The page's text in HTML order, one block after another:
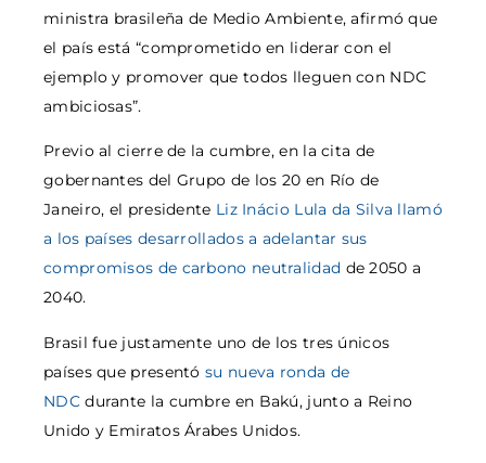
ministra brasileña de Medio Ambiente, afirmó que
el país está “comprometido en liderar con el
ejemplo y promover que todos lleguen con NDC
ambiciosas”.
Previo al cierre de la cumbre, en la cita de
gobernantes del Grupo de los 20 en Río de
Janeiro, el presidente Liz Inácio Lula da Silva llamó
a los países desarrollados a adelantar sus
compromisos de carbono neutralidad de 2050 a
2040.
Brasil fue justamente uno de los tres únicos
países que presentósu nueva ronda de
NDCdurante la cumbre en Bakú, junto a Reino
Unido y Emiratos Árabes Unidos.